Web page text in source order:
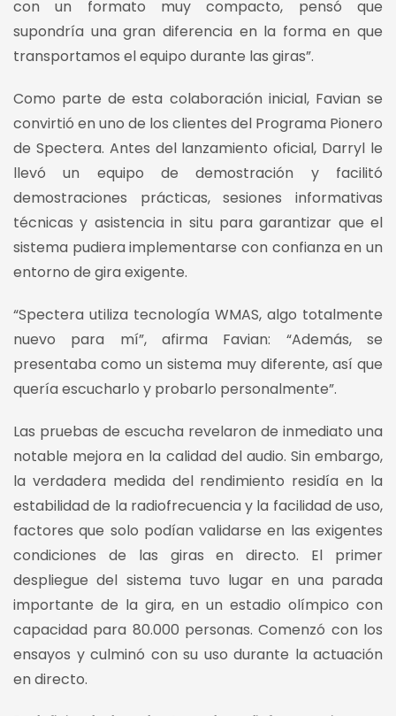
con un formato muy compacto, pensó que
supondría una gran diferencia en la forma en que
transportamos el equipo durante las giras”.
Como parte de esta colaboración inicial, Favian se
convirtió en uno de los clientes del Programa Pionero
de Spectera. Antes del lanzamiento oficial, Darryl le
llevó un equipo de demostración y facilitó
demostraciones prácticas, sesiones informativas
técnicas y asistencia in situ para garantizar que el
sistema pudiera implementarse con confianza en un
entorno de gira exigente.
“Spectera utiliza tecnología WMAS, algo totalmente
nuevo para mí”, afirma Favian: “Además, se
presentaba como un sistema muy diferente, así que
quería escucharlo y probarlo personalmente”.
Las pruebas de escucha revelaron de inmediato una
notable mejora en la calidad del audio. Sin embargo,
la verdadera medida del rendimiento residía en la
estabilidad de la radiofrecuencia y la facilidad de uso,
factores que solo podían validarse en las exigentes
condiciones de las giras en directo. El primer
despliegue del sistema tuvo lugar en una parada
importante de la gira, en un estadio olímpico con
capacidad para 80.000 personas. Comenzó con los
ensayos y culminó con su uso durante la actuación
en directo.